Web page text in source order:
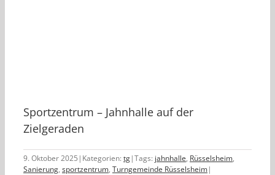
Sportzentrum – Jahnhalle auf der
Zielgeraden
9. Oktober 2025 | Kategorien: tg|Tags: jahnhalle, Rüsselsheim,
Sanierung, sportzentrum, Turngemeinde Rüsselsheim|